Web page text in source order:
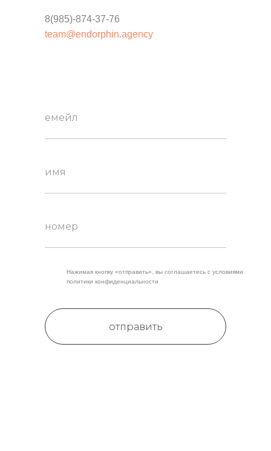
отправить
8(985)-874-37-76
team@endorphin.agency
Нажимая кнопку «отправить», вы соглашаетесь с условиями
политики конфиденциальности